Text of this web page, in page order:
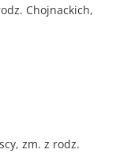
Chojnackich,
zm. z rodz.